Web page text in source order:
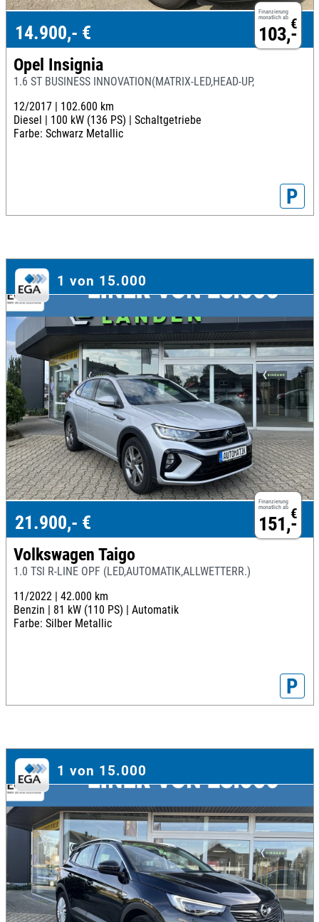
Finanzierung
monatlich ab €
103,-
14.900,- €
Opel Insignia
1.6 ST BUSINESS INNOVATION(MATRIX-LED,HEAD-UP,
12/2017 | 102.600 km
Diesel | 100 kW (136 PS) | Schaltgetriebe
Farbe: Schwarz Metallic
P
1 von 15.000
Finanzierung
monatlich ab €
151,-
21.900,- €
Volkswagen Taigo
1.0 TSI R-LINE OPF (LED,AUTOMATIK,ALLWETTERR.)
11/2022 | 42.000 km
Benzin | 81 kW (110 PS) | Automatik
Farbe: Silber Metallic
P
1 von 15.000